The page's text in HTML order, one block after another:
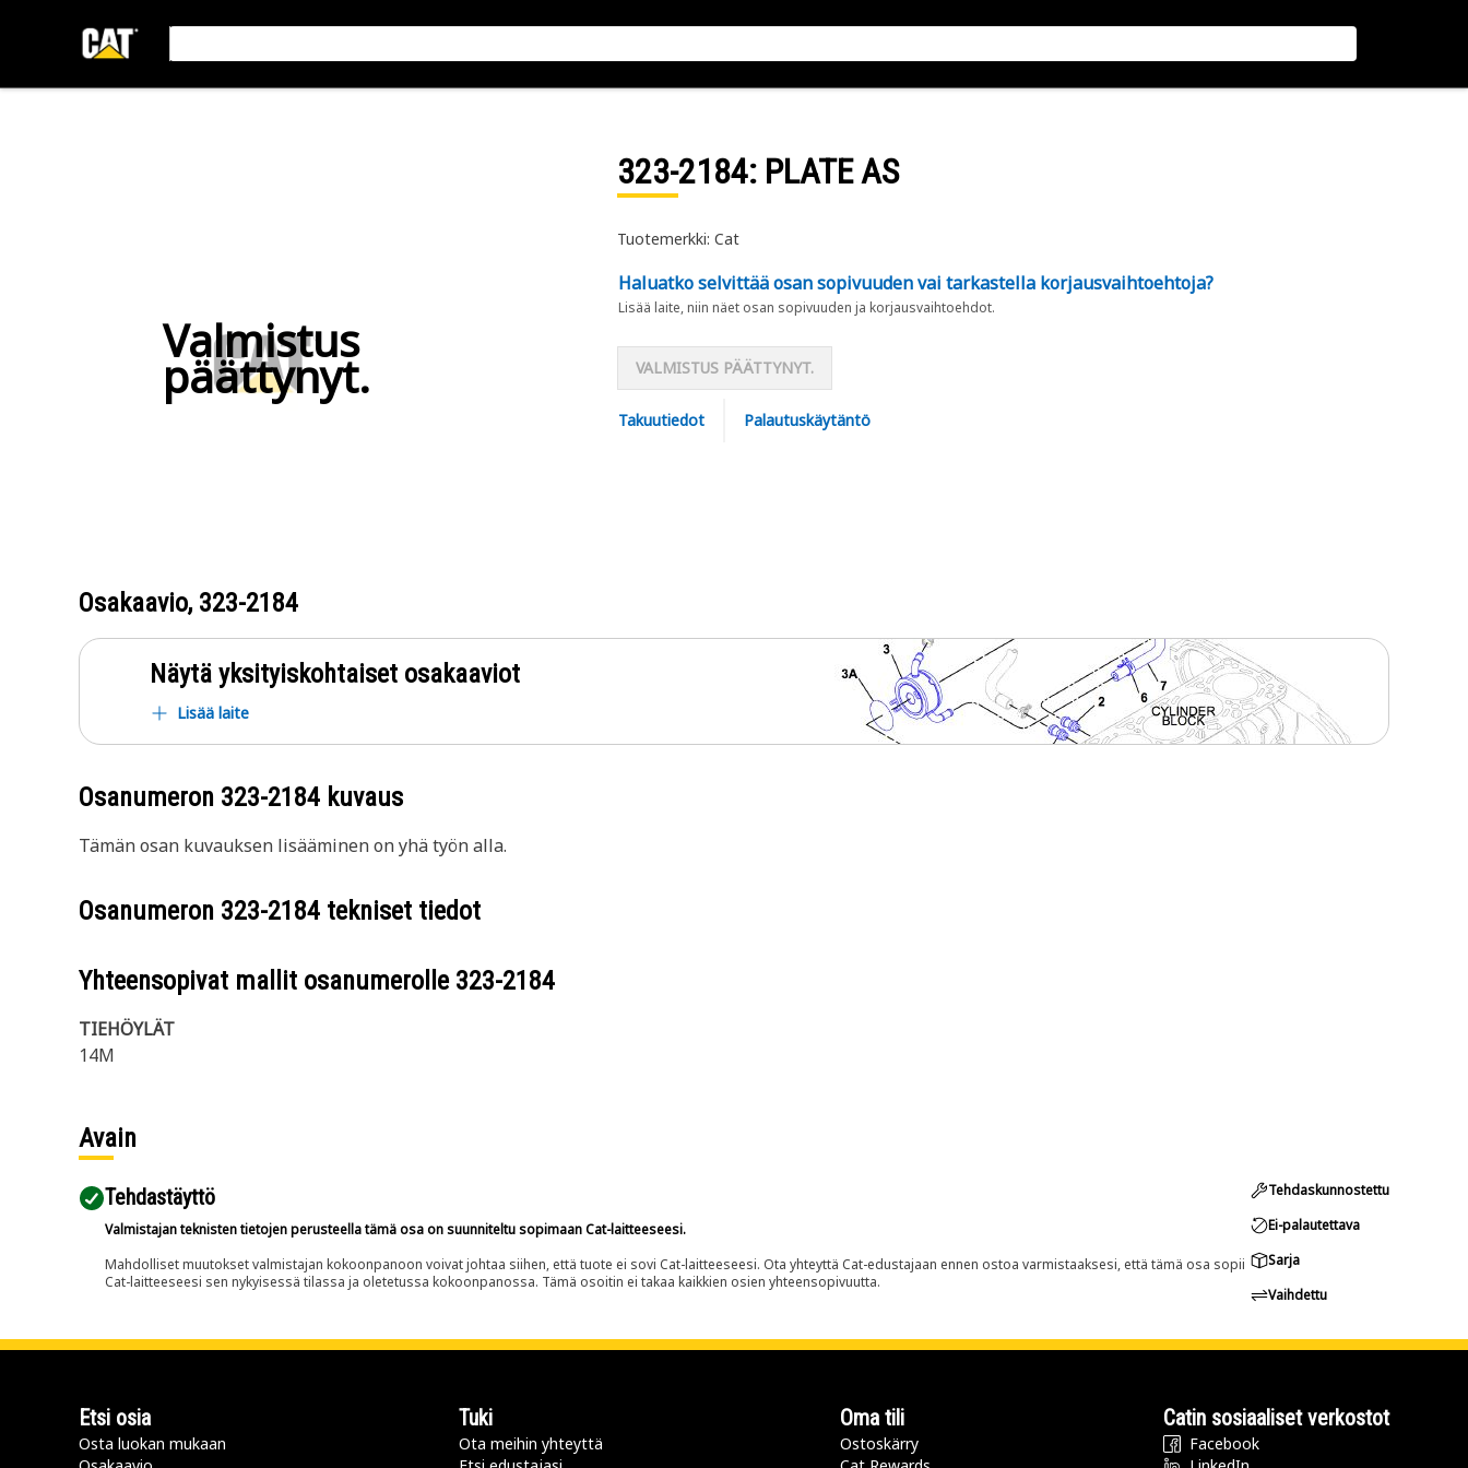
Valmistus
päättynyt.
323-2184: PLATE AS
Tuotemerkki: Cat
Haluatko selvittää osan sopivuuden vai tarkastella korjausvaihtoehtoja?
Lisää laite, niin näet osan sopivuuden ja korjausvaihtoehdot.
VALMISTUS PÄÄTTYNYT.
Takuutiedot Palautuskäytäntö
Osakaavio, 323-2184
Näytä yksityiskohtaiset osakaaviot
Lisää laite
Osanumeron 323-2184 kuvaus
Tämän osan kuvauksen lisääminen on yhä työn alla.
Osanumeron 323-2184 tekniset tiedot
Yhteensopivat mallit osanumerolle 323-2184
TIEHÖYLÄT
14M
Avain
Tehdastäyttö
Valmistajan teknisten tietojen perusteella tämä osa on suunniteltu sopimaan Cat-laitteeseesi.
Mahdolliset muutokset valmistajan kokoonpanoon voivat johtaa siihen, että tuote ei sovi Cat-laitteeseesi. Ota yhteyttä Cat-edustajaan ennen ostoa varmistaaksesi, että tämä osa sopii
Cat-laitteeseesi sen nykyisessä tilassa ja oletetussa kokoonpanossa. Tämä osoitin ei takaa kaikkien osien yhteensopivuutta.
Tehdaskunnostettu
Ei-palautettava
Sarja
Vaihdettu
Etsi osia
Osta luokan mukaan
Tuki
Ota meihin yhteyttä
Oma tili
Ostoskärry
Catin sosiaaliset verkostot
Facebook